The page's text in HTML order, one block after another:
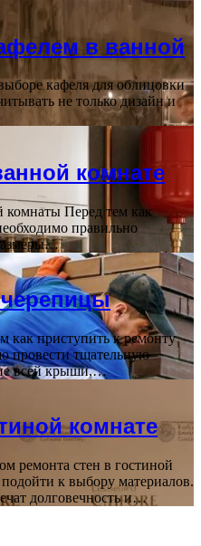
в ванной
кафеля для облицовки
не только дизайн и
комнате
Перед тем как
правильно
как приступить к ремонту
провести тщательную
всей крыши,…
комнате
ремонта стен в гостиной
к выбору материалов.
долговечность и…